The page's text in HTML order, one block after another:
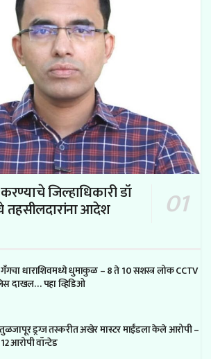
जिल्हाधिकारी डॉ
तहसीलदारांना आदेश
गँगचा धाराशिवमध्ये धुमाकुळ – 8 ते 10 सशस्त्र लोक CCTV
दाखल… पहा व्हिडिओ
ड्रग्ज तस्करीत अखेर मास्टर माईंडला केले आरोपी –
आरोपी वॉन्टेड